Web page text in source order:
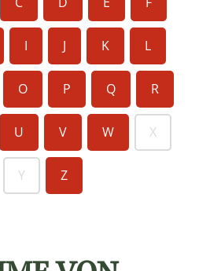
I J K L
O P Q R
U V W X
Y Z